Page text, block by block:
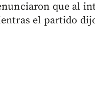
que al
el partido